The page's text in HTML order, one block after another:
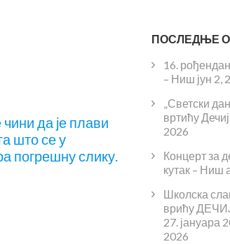
да је плави
што се у
погрешну слику.
ПОСЛЕДЊЕ
16.
– Ниш јун 2,
„Светски
вртићу
2026
Концерт за
кутак – Ниш
Школска
врићу
27. јануара
2026